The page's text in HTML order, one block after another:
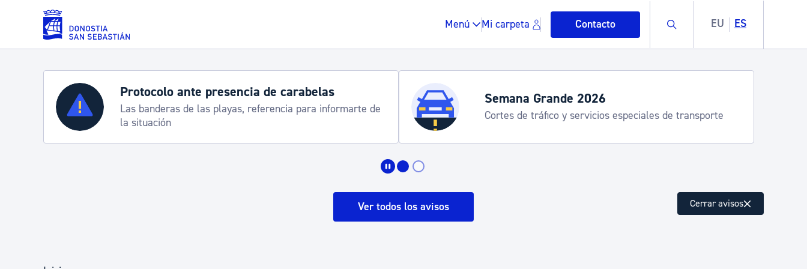
Saltar al contenido principal
Menú Mi carpeta Contacto Buscar EU ES
Servicios
Padrón y asuntos personales
Espacio público, residuos y medioambiente
Protocolo ante presencia de carabelas
Las banderas de las playas, referencia para informarte de
la situación
Semana Grande 2026
Cortes de tráfico y servicios especiales de transporte
Ver todos los avisos Cerrar avisos